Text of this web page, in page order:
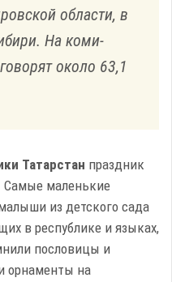
области, в
На коми-
около 63,1
Татарстан праздник
Самые маленькие
из детского сада
в республике и языках,
пословицы и
орнаменты на